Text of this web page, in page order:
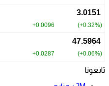
تابعونا